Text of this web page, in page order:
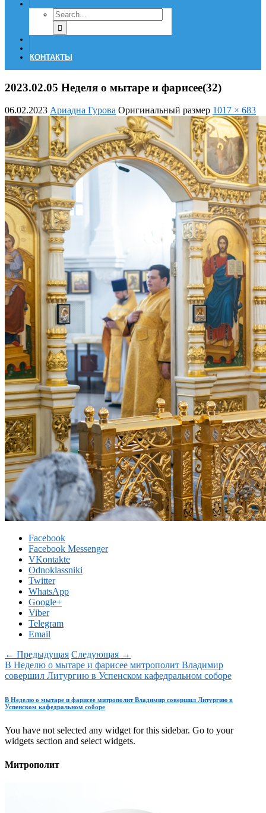
КОНТАКТЫ
2023.02.05 Неделя о мытаре и фарисее(32)
06.02.2023 Ариадна Гурова Оригинальный размер 1017 × 683
Facebook
Facebook Messenger
VKontakte
Odnoklassniki
Twitter
WhatsApp
Google+
Viber
Telegram
Email
← Предыдущая Следующая →
В Неделю о мытаре и фарисее митрополит Владимир
совершил Литургию в Успенском кафедральном соборе
В Неделю о мытаре и фарисее митрополит Владимир совершил Литургию в
Успенском кафедральном соборе
You have not selected any widget for this sidebar. Go to your
widgets section and select widgets.
Митрополит